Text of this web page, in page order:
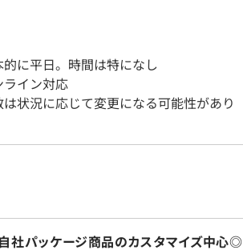
に平日。時間は特になし
イン対応
状況に応じて変更になる可能性があり
自社パッケージ商品のカスタマイズ中心◎